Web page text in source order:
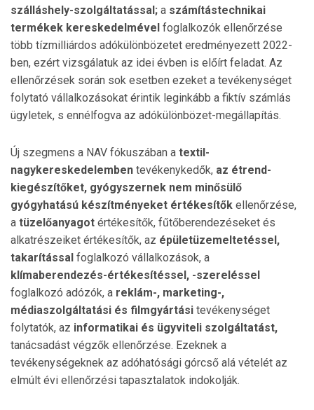
szálláshely-szolgáltatással; a számítástechnikai
termékek kereskedelmével foglalkozók ellenőrzése
több tízmilliárdos adókülönbözetet eredményezett 2022-
ben, ezért vizsgálatuk az idei évben is előírt feladat. Az
ellenőrzések során sok esetben ezeket a tevékenységet
folytató vállalkozásokat érintik leginkább a fiktív számlás
ügyletek, s ennélfogva az adókülönbözet-megállapítás.
Új szegmens a NAV fókuszában a textil-
nagykereskedelemben tevékenykedők, az étrend-
kiegészítőket, gyógyszernek nem minősülő
gyógyhatású készítményeket értékesítők ellenőrzése,
a tüzelőanyagot értékesítők, fűtőberendezéseket és
alkatrészeiket értékesítők, az épületüzemeltetéssel,
takarítással foglalkozó vállalkozások, a
klímaberendezés-értékesítéssel, -szereléssel
foglalkozó adózók, a reklám-, marketing-,
médiaszolgáltatási és filmgyártási tevékenységet
folytatók, az informatikai és ügyviteli szolgáltatást,
tanácsadást végzők ellenőrzése. Ezeknek a
tevékenységeknek az adóhatósági górcső alá vételét az
elmúlt évi ellenőrzési tapasztalatok indokolják.